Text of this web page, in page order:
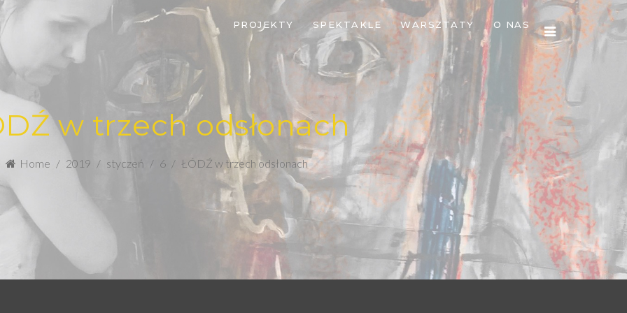
PROJEKTY SPEKTAKLE WARSZTATY O NAS
w trzech odsłonach
Home 2019 styczeń 6 ŁÓDŹ w trzech odsłonach